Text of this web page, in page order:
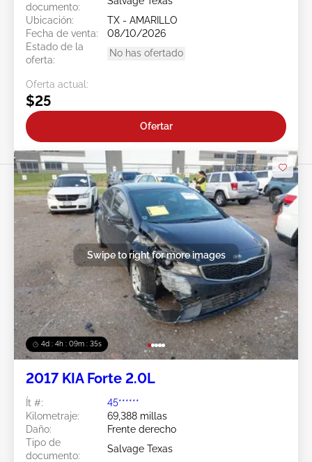
documento:
Ubicación:
TX - AMARILLO
Fecha de venta:
08/10/2026
Estado de la
oferta:
No has ofertado
Oferta actual:
$25
Ofertar
4d : 4h : 09m : 33s
Swipe to right for more images
2017 KIA Forte 2.0L
Ít #:
45******
Kilometraje:
69,388 millas
Daño:
Frente derecho
Tipo de
documento:
Salvage Texas